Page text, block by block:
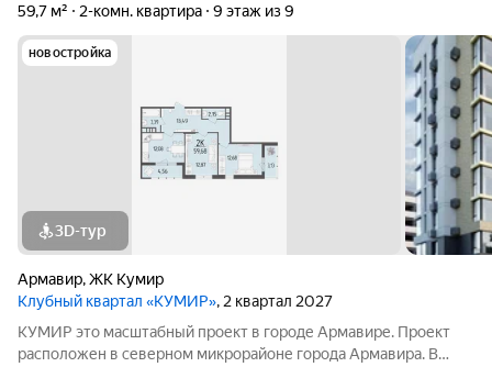
59,7 м²
2-комн. квартира 9 этаж из 9
новостройка
3D-тур
Армавир,ЖК Кумир
Клубный квартал «КУМИР», 2 квартал 2027
КУМИР этo масштабный проект в городе Армавире. Проект
расположен в северном микрорайоне города Армавира. В